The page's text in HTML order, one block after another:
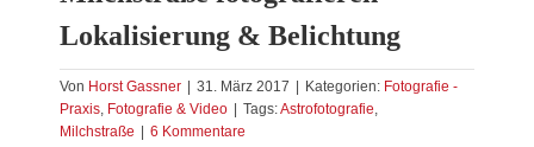
Treibgut
Lokalisierung & Belichtung
Von Horst Gassner 31. März 2017 Kategorien: Fotografie -
Praxis, Fotografie & Video Tags:Astrofotografie,
Milchstraße
6 Kommentare